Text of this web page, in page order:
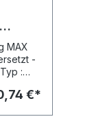
MAX
-
:
€*